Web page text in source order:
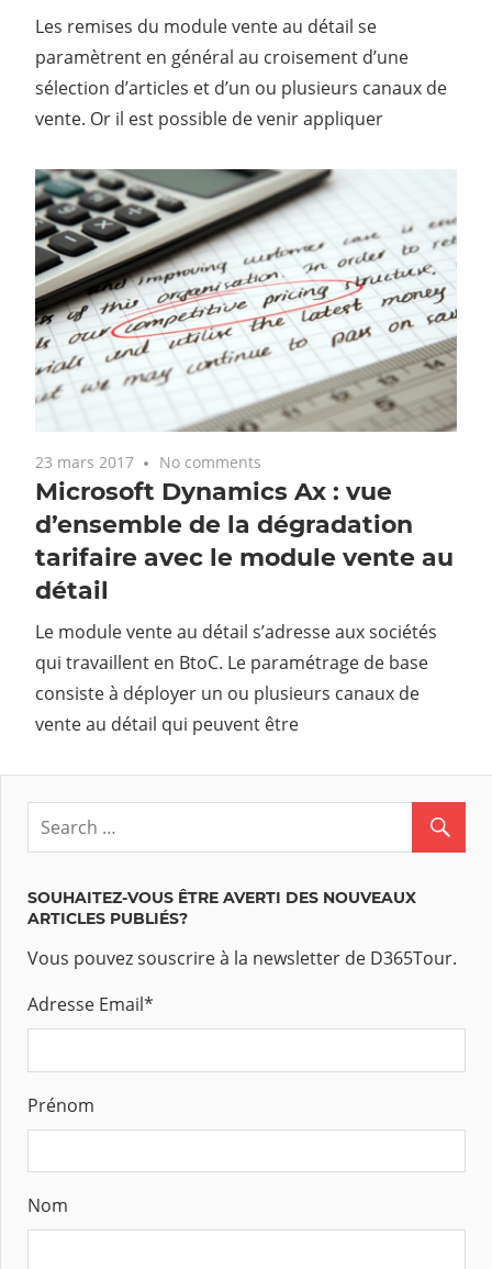
Les remises du module vente au détail se
paramètrent en général au croisement d’une
sélection d’articles et d’un ou plusieurs canaux de
vente. Or il est possible de venir appliquer
23 mars 2017 No comments
Microsoft Dynamics Ax : vue
d’ensemble de la dégradation
tarifaire avec le module vente au
détail
Le module vente au détail s’adresse aux sociétés
qui travaillent en BtoC. Le paramétrage de base
consiste à déployer un ou plusieurs canaux de
vente au détail qui peuvent être
SOUHAITEZ-VOUS ÊTRE AVERTI DES NOUVEAUX
ARTICLES PUBLIÉS?
Vous pouvez souscrire à la newsletter de D365Tour.
Adresse Email*
Prénom
Nom